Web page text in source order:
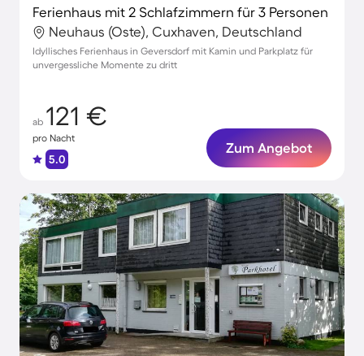
Ferienhaus mit 2 Schlafzimmern für 3 Personen
Neuhaus (Oste), Cuxhaven, Deutschland
Idyllisches Ferienhaus in Geversdorf mit Kamin und Parkplatz für
unvergessliche Momente zu dritt
ab 121 €
pro Nacht
5.0
Zum Angebot